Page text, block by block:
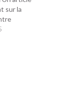
sur la
et les
des